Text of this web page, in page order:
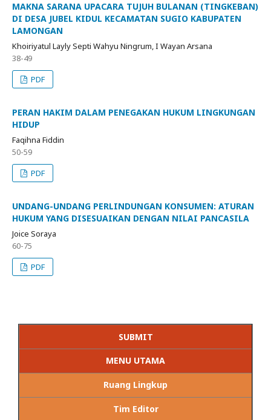
MAKNA SARANA UPACARA TUJUH BULANAN (TINGKEBAN)
DI DESA JUBEL KIDUL KECAMATAN SUGIO KABUPATEN
LAMONGAN
Khoiriyatul Layly Septi Wahyu Ningrum, I Wayan Arsana
38-49
PDF
PERAN HAKIM DALAM PENEGAKAN HUKUM LINGKUNGAN
HIDUP
Faqihna Fiddin
50-59
PDF
UNDANG-UNDANG PERLINDUNGAN KONSUMEN: ATURAN
HUKUM YANG DISESUAIKAN DENGAN NILAI PANCASILA
Joice Soraya
60-75
PDF
SUBMIT
MENU UTAMA
Ruang Lingkup
Tim Editor